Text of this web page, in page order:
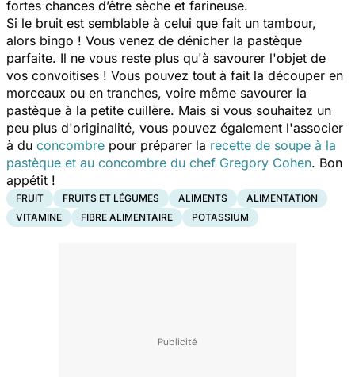
fortes chances d’être sèche et farineuse.
Si le bruit est semblable à celui que fait un tambour,
alors bingo ! Vous venez de dénicher la pastèque
parfaite. Il ne vous reste plus qu'à savourer l'objet de
vos convoitises ! Vous pouvez tout à fait la découper en
morceaux ou en tranches, voire même savourer la
pastèque à la petite cuillère. Mais si vous souhaitez un
peu plus d'originalité, vous pouvez également l'associer
à du concombre pour préparer la recette de soupe à la
pastèque et au concombre du chef Gregory Cohen. Bon
appétit !
FRUIT FRUITS ET LÉGUMES ALIMENTS
ALIMENTATION
VITAMINE
FIBRE ALIMENTAIRE POTASSIUM